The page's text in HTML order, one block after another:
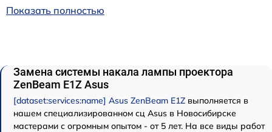
Показать полностью
Замена системы накала лампы проектора
ZenBeam E1Z Asus
[dataset:services:name] Asus ZenBeam E1Z выполняется в
нашем специализированном сц Asus в Новосибирске
мастерами с огромным опытом - от 5 лет. На все виды работ